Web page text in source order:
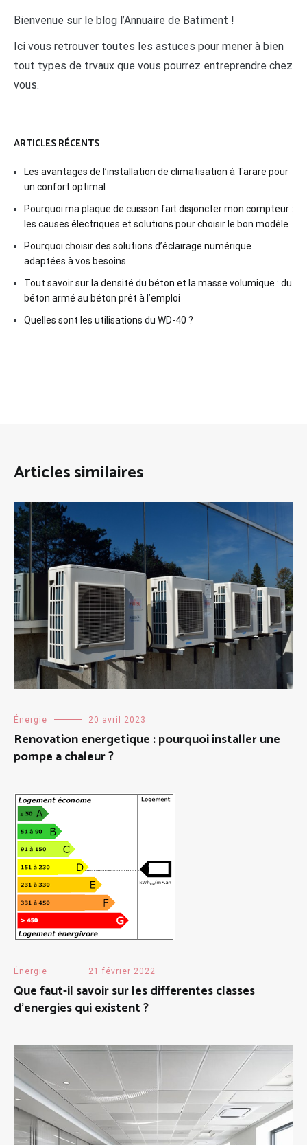
Bienvenue sur le blog l’Annuaire de Batiment !
Ici vous retrouver toutes les astuces pour mener à bien
tout types de trvaux que vous pourrez entreprendre chez
vous.
ARTICLES RÉCENTS
Les avantages de l’installation de climatisation à Tarare pour
un confort optimal
Pourquoi ma plaque de cuisson fait disjoncter mon compteur :
les causes électriques et solutions pour choisir le bon modèle
Pourquoi choisir des solutions d’éclairage numérique
adaptées à vos besoins
Tout savoir sur la densité du béton et la masse volumique : du
béton armé au béton prêt à l’emploi
Quelles sont les utilisations du WD-40 ?
Articles similaires
Énergie 20 avril 2023
Renovation energetique : pourquoi installer une
pompe a chaleur ?
Énergie 21 février 2022
Que faut-il savoir sur les differentes classes
d’energies qui existent ?